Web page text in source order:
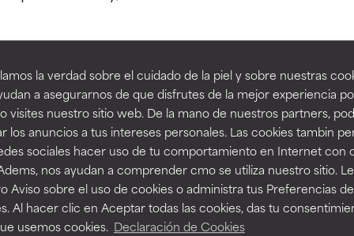
la verdad sobre el cuidado de la piel y sobre nuestras
a asegurarnos de que disfrutes de la mejor experiencia
visites nuestro sitio web. De la mano de nuestros partners,
los anuncios a tus intereses personales. Las cookies tambin
sociales hacer uso de tu comportamiento en Internet con
nos ayudan a comprender cmo se utiliza nuestro sitio.
Aviso sobre el uso de cookies o administra tus Preferencias de
Al hacer clic en Aceptar todas las cookies, das tu
usemos cookies. Declaración de Cookies
BACK TO SEARCH
to assess ingredients in this dictionary. Regulations
tan beneficiosos como los de la categoría excelente, suelen ser
la estabilidad o la absorción de una fórmula.
ciertas limitaciones en cuanto a su apariencia, estabilidad o
básicos o que no cuentan con suficiente respaldo científico.
algunos beneficios se recomienda evitarlo por su
tan beneficiosos como los de la categoría excelente, suelen ser
la estabilidad o la absorción de una fórmula.
ciertas limitaciones en cuanto a su apariencia, estabilidad o
básicos o que no cuentan con suficiente respaldo científico.
algunos beneficios se recomienda evitarlo por su